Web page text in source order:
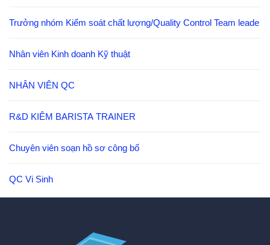
Trưởng nhóm Kiểm soát chất lượng/Quality Control Team leade
Nhân viên Kinh doanh Kỹ thuật
NHÂN VIÊN QC
R&D KIÊM BARISTA TRAINER
Chuyên viên soạn hồ sơ công bố
QC Vi Sinh